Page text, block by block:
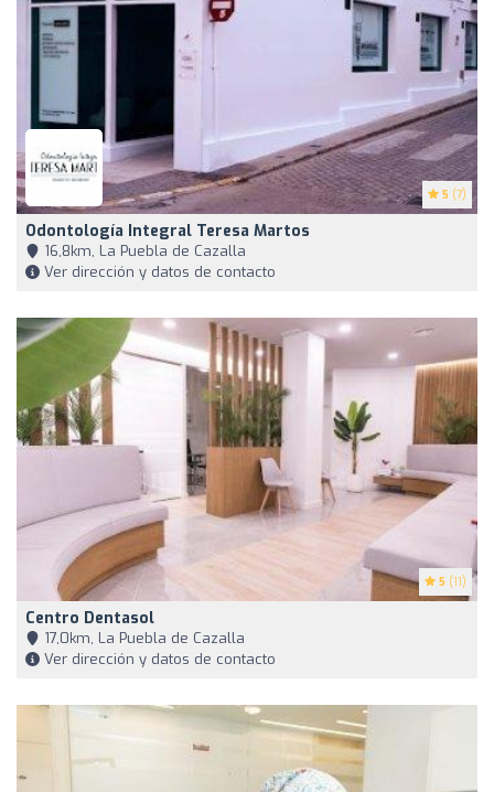
5 (7)
Odontología Integral Teresa Martos
16,8km, La Puebla de Cazalla
Ver dirección y datos de contacto
5 (11)
Centro Dentasol
17,0km, La Puebla de Cazalla
Ver dirección y datos de contacto